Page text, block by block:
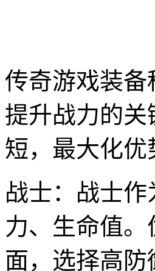
传奇游戏装
提升战力的
短，最大化优
战士：战士
力、生命值
面，选择高